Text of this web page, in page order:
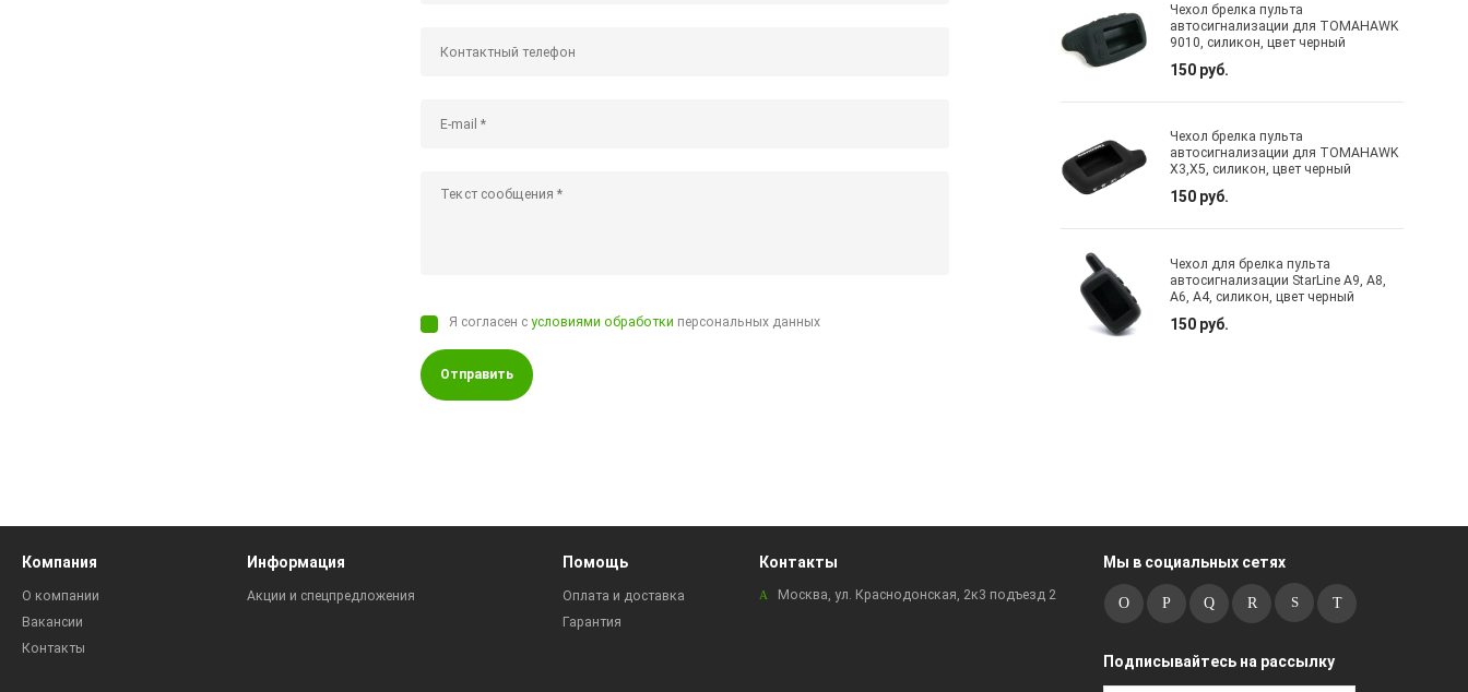
Я согласен сусловиями обработки персональных данных
Отправить
Чехол брелка пульта
автосигнализации для TOMAHAWK
9010, силикон, цвет черный
150 руб.
Чехол брелка пульта
автосигнализации для TOMAHAWK
X3,X5, силикон, цвет черный
150 руб.
Чехол для брелка пульта
автосигнализации StarLine A9, A8,
A6, A4, силикон, цвет черный
150 руб.
Компания
О компании
Вакансии
Контакты
Информация
Акции и спецпредложения
Помощь
Оплата и доставка
Гарантия
Контакты
Москва, ул. Краснодонская, 2к3 подъезд 2
Мы в социальных сетях
Подписывайтесь на рассылку